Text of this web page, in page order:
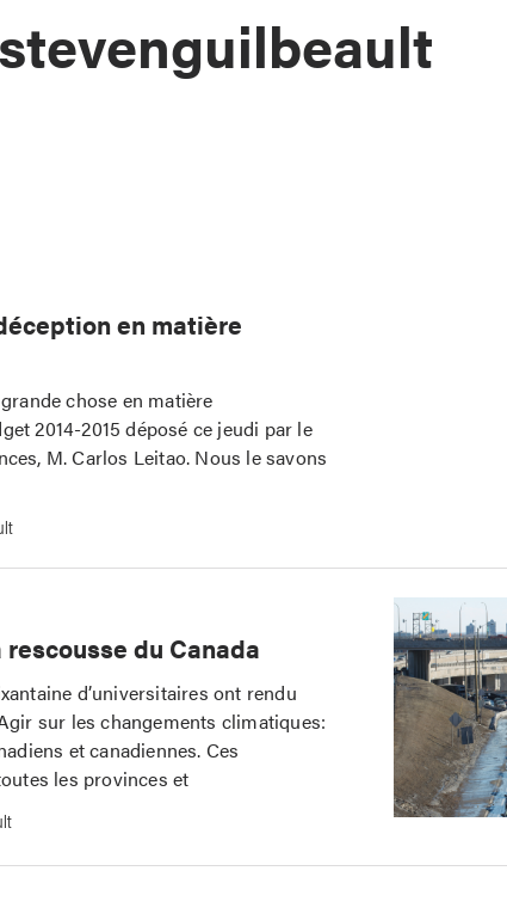
stevenguilbeault
en matière
chose en matière
2014-2015 déposé ce jeudi par le
M. Carlos Leitao. Nous le savons
du Canada
d’universitaires ont rendu
sur les changements climatiques:
et canadiennes. Ces
les provinces et